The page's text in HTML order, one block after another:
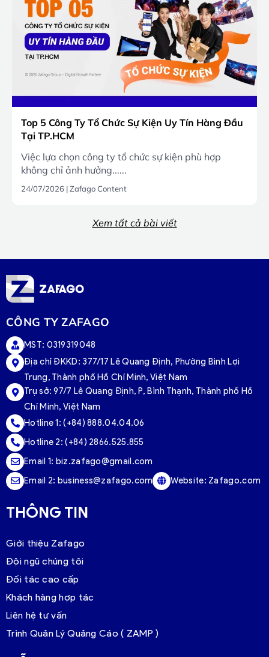
Top 5 Công Ty Tổ Chức Sự Kiện Uy Tín Hàng Đầu
Tại TP.HCM
Việc lựa chọn công ty tổ chức sự kiện phù hợp
không chỉ ảnh hưởng......
24/07/2026 |Zafago Content
Xem tất cả bài viết
CÔNG TY ZAFAGO
MST: 0319319048
Địa chỉ ĐKKD: 377/17 Lê Quang Định, Phường Bình Lợi
Trung, Thành phố Hồ Chí Minh, Việt Nam
Trụ sở:97/7 Lê Quang Định, P, Bình Thạnh, Thành phố Hồ
Chí Minh, Việt Nam
Hotline 1:(+84) 888.04.04.06
Hotline 2:(+84) 2866.525.855
Email 1: biz.zafago@gmail.com
Email 2: business@zafago.com Website: Zafago.com
THÔNG TIN
Giới thiệu Zafago
Đội ngũ chúng tôi
Đối tác cao cấp
Khách hàng hợp tác
Liên hệ tư vấn
Trình Quản Lý Quảng Cáo ( ZAMP )